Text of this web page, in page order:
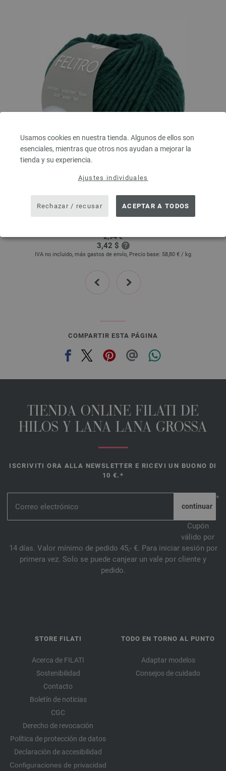
Usamos cookies en nuestra tienda. Algunos de ellos son
esenciales, mientras que otros nos ayudan a mejorar la
tienda y su experiencia.
Ajustes individuales
Rechazar / recusar ACEPTAR A TODOS
Lana Grossa
100 % Lana virgen
Longitud: aprox. 50 m / 50 g
2,94 €
3,42 $
IVA no incluido, más gastos de envío, Precio base: 58,80 € / kg
prev next
COMPARTIR ESTA PÁGINA
TIENDA ONLINE FILATI DE
HILOS Y LANA LANA GROSSA
ISCRIVITI ORA ALLA NEWSLETTER E RICEVI UN BUONO DI
10 €.*
*
Cupón
válido por
14 días. Valor mínimo de pedido 45,- €. Para iniciar sesión por
primera vez. Solo se puede canjear un vale por cliente y
pedido.
STORE FILATI
Acerca de FILATI
Sostenibilidad
Contacto
Boletín de noticias
CGC
Derecho de revocación
Política de protección de datos
Declaración de accesibilidad
Configuraciones de privacidad
TODO EN TORNO AL PUNTO
Adaptar modelos
Consejos de cuidado